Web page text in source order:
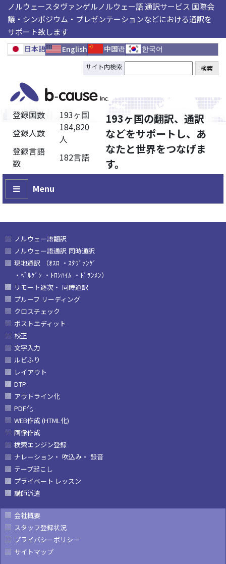
ノルウェースタヴァンゲルノルウェー語 通訳サービス 国際会
議・シンポジウム・プレゼンテーションなどにおける通訳を
サポート致します